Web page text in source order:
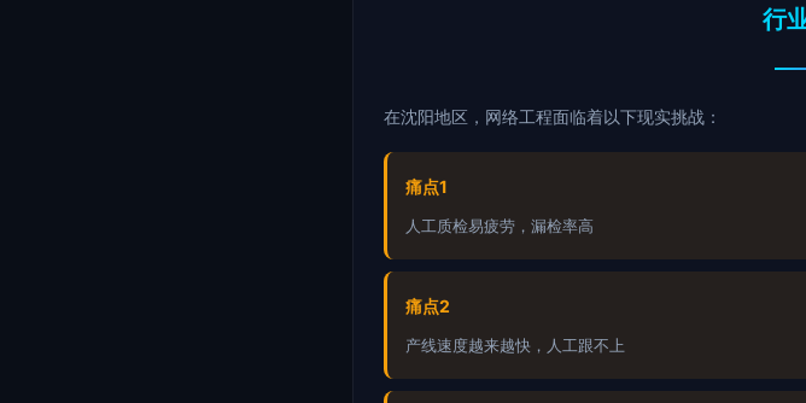
行
在沈阳地区，网络工程面临着以下现实挑战：
痛点1
人工质检易疲劳，漏检率高
痛点2
产线速度越来越快，人工跟不上